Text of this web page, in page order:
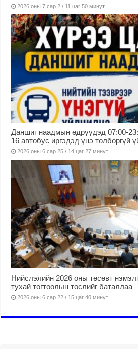
2026 оны 7 сар 2 / 11 цаг 50 минут
Даншиг наадмын өдрүүдэд 07:00-
16 автобус иргэдэд үнэ төлбөргүй
2026 оны 6 сар 25 / 14 цаг 27 минут
Нийслэлийн 2026 оны төсөвт
тухай тогтоолын төслийг баталлаа
2026 оны 6 сар 22 / 15 цаг 40 минут